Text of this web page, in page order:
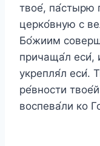
твое́, па́стырю
церко́вную с
Бо́жиим
причаща́л еси́,
укрепля́л еси́.
ре́вности
воспева́ли ко